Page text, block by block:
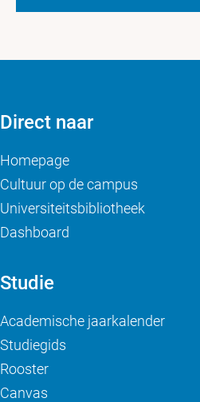
Direct naar
Homepage
Cultuur op de campus
Universiteitsbibliotheek
Dashboard
Studie
Academische jaarkalender
Studiegids
Rooster
Canvas